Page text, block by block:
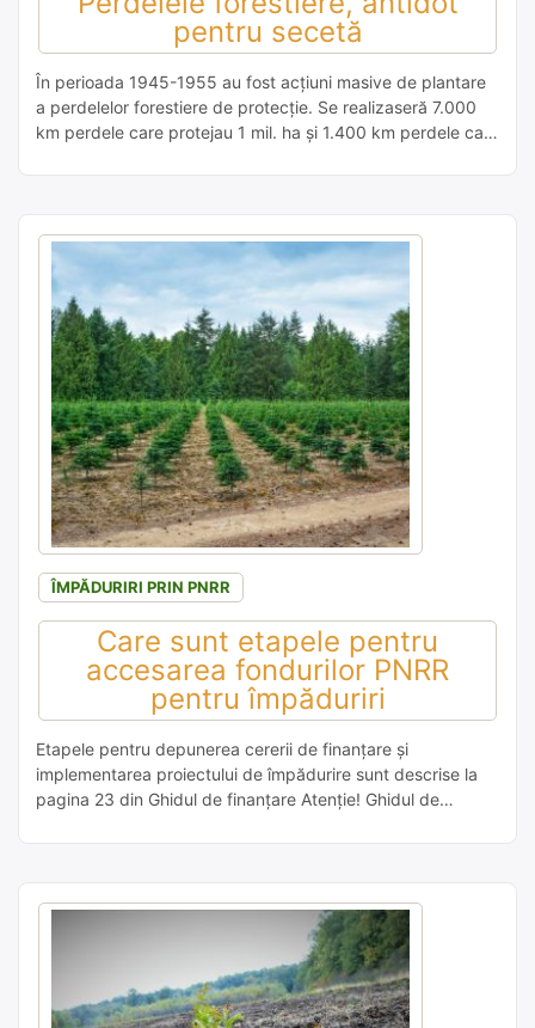
pentru secetă
În perioada 1945-1955 au fost acţiuni masive de plantare
a perdelelor forestiere de protecţie. Se realizaseră 7.000
km perdele care protejau 1 mil. ha şi 1.400 km perdele care
ÎMPĂDURIRI PRIN PNRR
Care sunt etapele pentru
accesarea fondurilor PNRR
pentru împăduriri
Etapele pentru depunerea cererii de finanțare și
implementarea proiectului de împădurire sunt descrise la
pagina 23 din Ghidul de finanțare Atenție! Ghidul de
unui cont de utilizator […]